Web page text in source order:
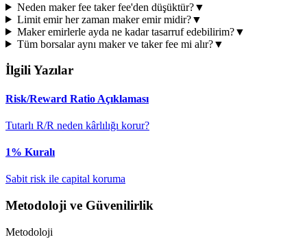
Neden maker fee taker fee'den düşüktür?▼
Limit emir her zaman maker emir midir?▼
Maker emirlerle ayda ne kadar tasarruf edebilirim?▼
Tüm borsalar aynı maker ve taker fee mi alır?▼
İlgili Yazılar
Risk/Reward Ratio Açıklaması
Tutarlı R/R neden kârlılığı korur?
1% Kuralı
Sabit risk ile capital koruma
Metodoloji ve Güvenilirlik
Metodoloji